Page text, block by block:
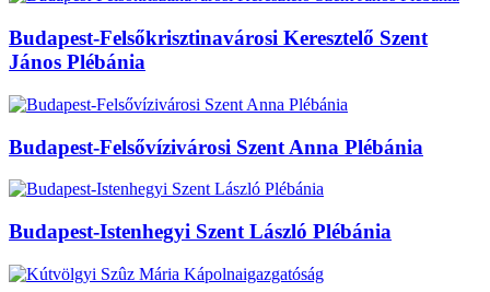
Budapest-Felsőkrisztinavárosi Keresztelő Szent
János Plébánia
Budapest-Felsővízivárosi Szent Anna Plébánia
Budapest-Istenhegyi Szent László Plébánia